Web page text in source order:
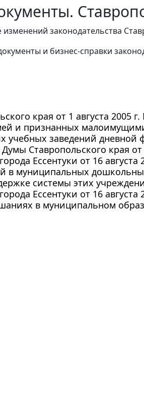
законодательства
и бизнес-справки
края от 1 августа 2005
и признанных
учебных заведений
Думы Ставропольского края
Ессентуки от 16
в муниципальных
системы этих
Ессентуки от 16
в муниципальном